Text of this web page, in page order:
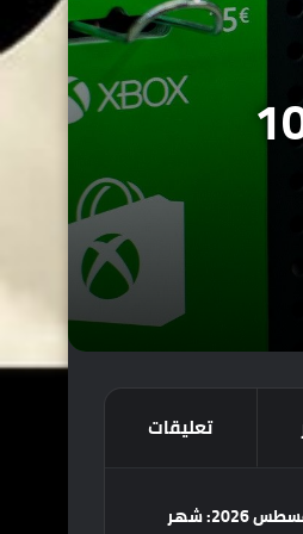
في سرقة بطاقات بقيمة 10
تعليقات
ألعاب أغسطس 2026: شهر